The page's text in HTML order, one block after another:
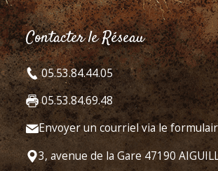
Contacter le Réseau
05.53.84.44.05
05.53.84.69.48
Envoyer un courriel via le
3, avenue de la Gare 47190